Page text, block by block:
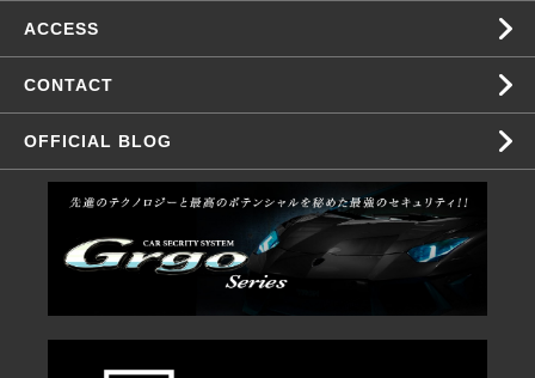
ACCESS
CONTACT
OFFICIAL BLOG